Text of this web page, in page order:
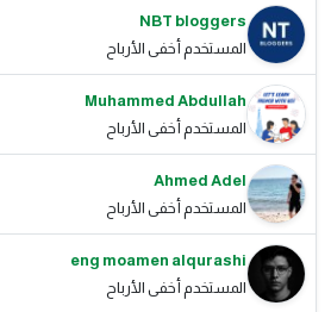
NBT bloggers
المستخدم أخفى الأرباح
Muhammed Abdullah
المستخدم أخفى الأرباح
Ahmed Adel
المستخدم أخفى الأرباح
eng moamen alqurashi
المستخدم أخفى الأرباح